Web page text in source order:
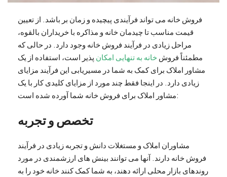
فروش خانه می تواند فرآیندی پیچیده و زمان بر باشد. از تعیین
قیمت مناسب تا چیدمان خانه و مذاکره با خریداران بالقوه،
مراحل زیادی در فرآیند فروش خانه وجود دارد. در حالی که
مطمئناً فروش خانه به تنهایی امکان پذیر است، استفاده از یک
مشاور املاک برای کمک به شما در مسیریابی این فرآیند مزایای
زیادی دارد. در اینجا فقط چند مورد از مزایای کلیدی کار با یک
مشاور املاک برای فروش خانه شما آورده شده است:
تخصص و تجربه
مشاوران املاک و مستغلات دانش و تجربه زیادی در فرآیند
فروش خانه دارند. آنها می توانند بینش های ارزشمندی در مورد
روندهای بازار محلی ارائه دهند، به شما کمک کنند خانه خود را به